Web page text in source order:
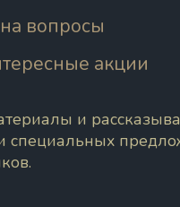
вопросы
акции
и
специальных